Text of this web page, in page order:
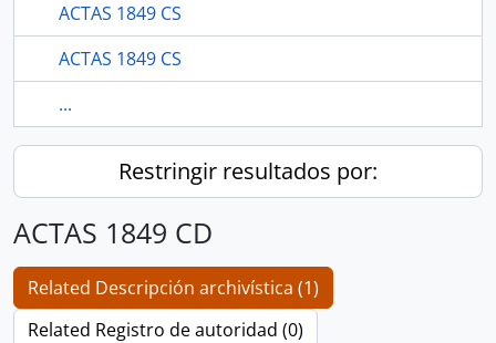
ACTAS 1849 CS
ACTAS 1849 CS
...
Restringir resultados por:
ACTAS 1849 CD
Related Descripción archivística (1)
Related Registro de autoridad (0)